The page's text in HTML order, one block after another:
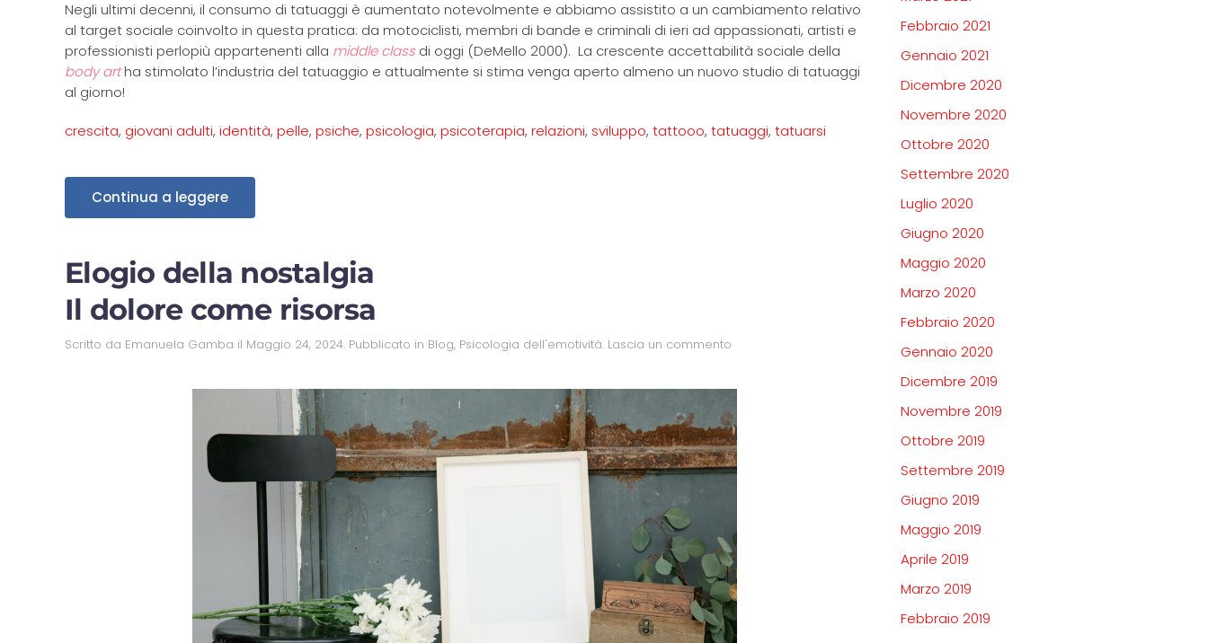
Negli ultimi decenni, il consumo di tatuaggi è aumentato notevolmente e abbiamo assistito a un cambiamento relativo
al target sociale coinvolto in questa pratica: da motociclisti, membri di bande e criminali di ieri ad appassionati, artisti e
professionisti perlopiù appartenenti alla middle classdi oggi (DeMello 2000). La crescente accettabilità sociale della
body artha stimolato l’industria del tatuaggio e attualmente si stima venga aperto almeno un nuovo studio di tatuaggi
al giorno!
crescita, giovani adulti, identità, pelle, psiche, psicologia, psicoterapia, relazioni, sviluppo, tattooo, tatuaggi, tatuarsi
Continua a leggere
Elogio della nostalgia
Il dolore come risorsa
Scritto da Emanuela Gamba il Maggio 24, 2024. Pubblicato in Blog, Psicologia dell'emotività. Lascia un commento
Febbraio 2021
Gennaio 2021
Dicembre 2020
Novembre 2020
Ottobre 2020
Settembre 2020
Luglio 2020
Giugno 2020
Maggio 2020
Marzo 2020
Febbraio 2020
Gennaio 2020
Dicembre 2019
Novembre 2019
Ottobre 2019
Settembre 2019
Giugno 2019
Maggio 2019
Aprile 2019
Marzo 2019
Febbraio 2019